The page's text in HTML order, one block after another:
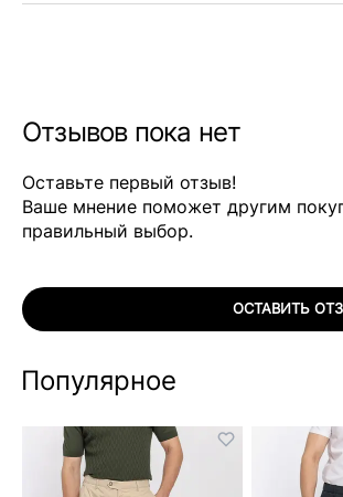
Отзывов пока нет
Оставьте первый отзыв!
Ваше мнение поможет другим
правильный выбор.
ОСТАВИТЬ
Популярное